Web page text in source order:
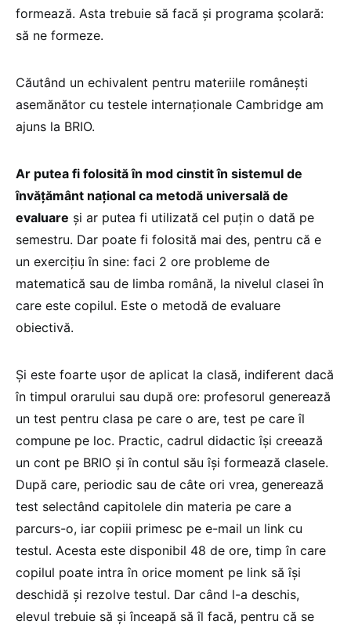
formează. Asta trebuie să facă și programa școlară:
să ne formeze.
Căutând un echivalent pentru materiile românești
asemănător cu testele internaționale Cambridge am
ajuns la BRIO.
Ar putea fi folosită în mod cinstit în sistemul de
învățământ național ca metodă universală de
evaluare și ar putea fi utilizată cel puțin o dată pe
semestru. Dar poate fi folosită mai des, pentru că e
un exercițiu în sine: faci 2 ore probleme de
matematică sau de limba română, la nivelul clasei în
care este copilul. Este o metodă de evaluare
obiectivă.
Și este foarte ușor de aplicat la clasă, indiferent dacă
în timpul orarului sau după ore: profesorul generează
un test pentru clasa pe care o are, test pe care îl
compune pe loc. Practic, cadrul didactic își creează
un cont pe BRIO și în contul său își formează clasele.
După care, periodic sau de câte ori vrea, generează
test selectând capitolele din materia pe care a
parcurs-o, iar copiii primesc pe e-mail un link cu
testul. Acesta este disponibil 48 de ore, timp în care
copilul poate intra în orice moment pe link să își
deschidă și rezolve testul. Dar când l-a deschis,
elevul trebuie să și înceapă să îl facă, pentru că se